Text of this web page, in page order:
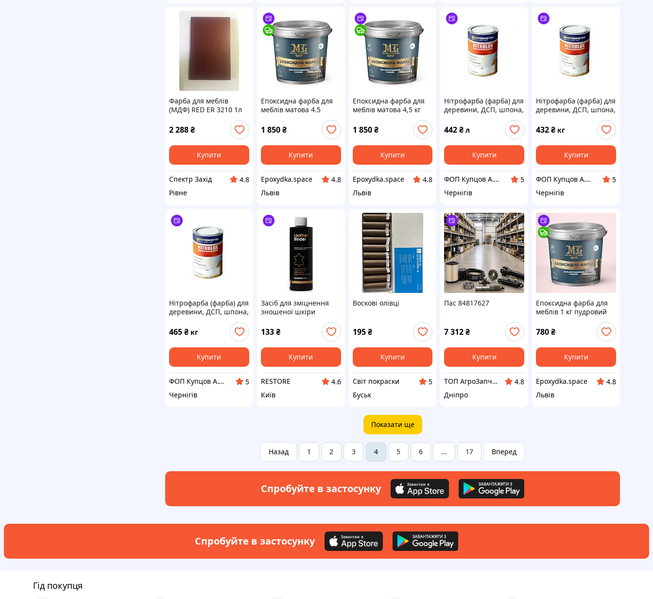
Фарба для меблів
(МДФ) RED ER 3210 1л
Acrylack Effect / MADE
IN ITALY
2 288₴
Купити
Спектр Захід
4.8
Рівне
Епоксидна фарба для
меблів матова 4.5
1 850₴
Купити
Epoxydka.space
4.8
Львів
Епоксидна фарба для
меблів матова 4,5 кг
1 850 ₴
Купити
Epoxydka.space
4.8
Львів
Нітрофарба (фарба) для
деревини, ДСП, шпона,
фанери, металу біла
матова НЦ Nitroluх,
Chemstal, тонується по
RAL (1л)
442₴ л
Купити
ФОП Купцов А.О.
5
Чернігів
Нітрофарба (фарба) для
деревини, ДСП, шпона,
глянцева НЦ Nitroluх,
Chemstal, тонується по
RAL
432₴ кг
Купити
ФОП Купцов А.О.
5
Чернігів
Нітрофарба (фарба) для
деревини, ДСП, шпона,
фанери, металу матова
НЦ Nitroluх, Chemstal,
тонується по RAL
465₴ кг
Купити
ФОП Купцов А.О.
5
Чернігів
Засіб для зміцнення
зношеної шкіри
Furniture Clinic Leather
Binder (50 мл/100
мл/250 мл/1 л)
133₴
Купити
RESTORE
4.6
Київ
Воскові олівці
195 ₴
Купити
Cвіт покраски
5
Буськ
Пас 84817627
7 312₴
Купити
ТОП АгроЗапчастина
4.8
Дніпро
Епоксидна фарба для
меблів 1 кг пудровий
780₴
Купити
Epoxydka.space
4.8
Львів
Показати ще
Назад 1 2 3 4 5 6 ... 17 Вперед
Спробуйте в застосунку
Спробуйте в застосунку
Гід покупця